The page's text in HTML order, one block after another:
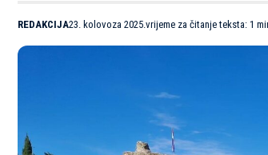
REDAKCIJA23. kolovoza 2025. vrijeme za čitanje teksta: 1